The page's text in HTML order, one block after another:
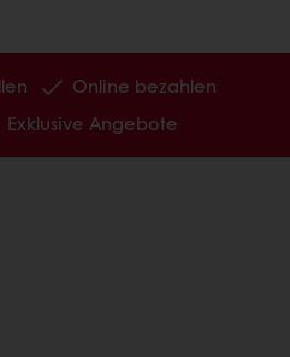
Online bezahlen
Exklusive Angebote